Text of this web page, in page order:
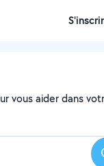
vous aider dans